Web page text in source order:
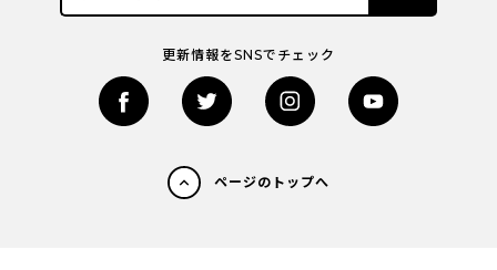
更新情報をSNSでチェック
ページのトップへ